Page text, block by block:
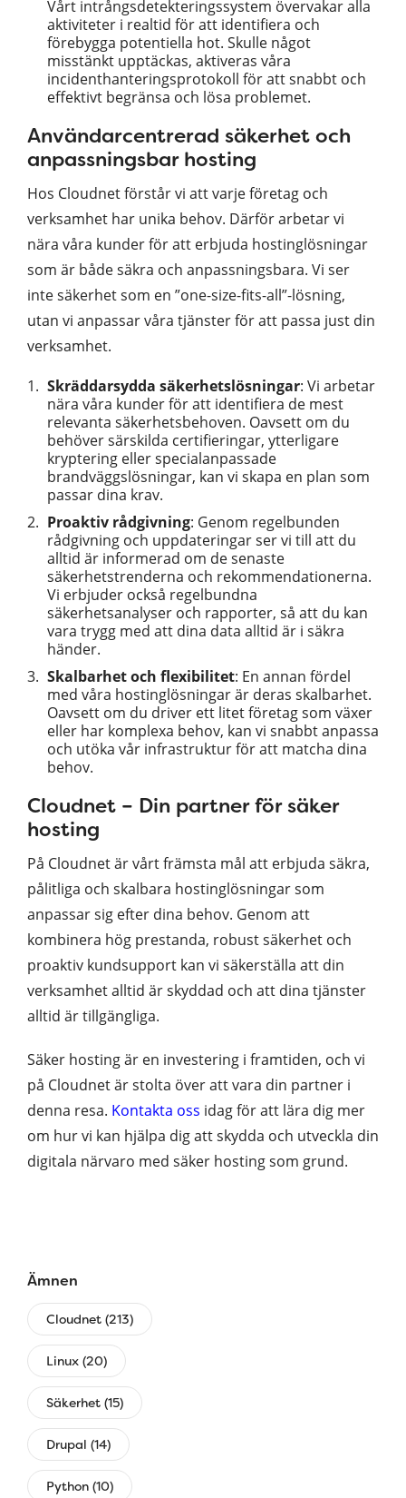
Vårt intrångsdetekteringssystem övervakar alla
aktiviteter i realtid för att identifiera och
förebygga potentiella hot. Skulle något
misstänkt upptäckas, aktiveras våra
incidenthanteringsprotokoll för att snabbt och
effektivt begränsa och lösa problemet.
Användarcentrerad säkerhet och
anpassningsbar hosting
Hos Cloudnet förstår vi att varje företag och
verksamhet har unika behov. Därför arbetar vi
nära våra kunder för att erbjuda hostinglösningar
som är både säkra och anpassningsbara. Vi ser
inte säkerhet som en ”one-size-fits-all”-lösning,
utan vi anpassar våra tjänster för att passa just din
verksamhet.
Skräddarsydda säkerhetslösningar: Vi arbetar
nära våra kunder för att identifiera de mest
relevanta säkerhetsbehoven. Oavsett om du
behöver särskilda certifieringar, ytterligare
kryptering eller specialanpassade
brandväggslösningar, kan vi skapa en plan som
passar dina krav.
Proaktiv rådgivning: Genom regelbunden
rådgivning och uppdateringar ser vi till att du
alltid är informerad om de senaste
säkerhetstrenderna och rekommendationerna.
Vi erbjuder också regelbundna
säkerhetsanalyser och rapporter, så att du kan
vara trygg med att dina data alltid är i säkra
händer.
Skalbarhet och flexibilitet: En annan fördel
med våra hostinglösningar är deras skalbarhet.
Oavsett om du driver ett litet företag som växer
eller har komplexa behov, kan vi snabbt anpassa
och utöka vår infrastruktur för att matcha dina
behov.
Cloudnet – Din partner för säker
hosting
På Cloudnet är vårt främsta mål att erbjuda säkra,
pålitliga och skalbara hostinglösningar som
anpassar sig efter dina behov. Genom att
kombinera hög prestanda, robust säkerhet och
proaktiv kundsupport kan vi säkerställa att din
verksamhet alltid är skyddad och att dina tjänster
alltid är tillgängliga.
Säker hosting är en investering i framtiden, och vi
på Cloudnet är stolta över att vara din partner i
denna resa. Kontakta oss idag för att lära dig mer
om hur vi kan hjälpa dig att skydda och utveckla din
digitala närvaro med säker hosting som grund.
Ämnen
Cloudnet (213)
Linux (20)
Säkerhet (15)
Drupal (14)
Python (10)